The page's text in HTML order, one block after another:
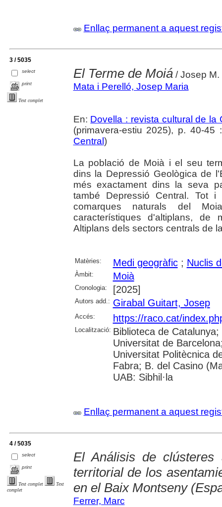
Enllaç permanent a aquest
3 / 5035
select
print
Text complet
El Terme de Moiá/ Josep M.
Mata i Perelló, Josep Maria
En: Dovella : revista cultural de la
(primavera-estiu 2025), p. 40-45
Central )
La població de Moià i el seu
dins la Depressió Geològica de
més exactament dins la seva
també Depressió Central. Tot
comarques naturals del
característiques d'altiplans, de
Altiplans dels sectors centrals de
Matèries: Medi geogràfic; Nuclis
Àmbit: Moià
Cronologia: [2025]
Autors add.: Girabal Guitart, Josep
Accés: https://raco.cat/
Localització: Biblioteca de
Universitat de
Universitat Politècnica
Fabra; B. del Casino
UAB: Sibhil·la
Enllaç permanent a aquest
4 / 5035
select
print
Text complet
Text
complet
El Análisis de clústeres
territorial de los
en el Baix Montseny
Ferrer, Marc